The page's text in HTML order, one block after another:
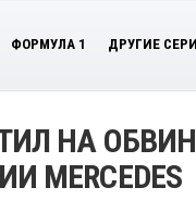
ФОРМУЛА 1 ДРУГИЕ
НА